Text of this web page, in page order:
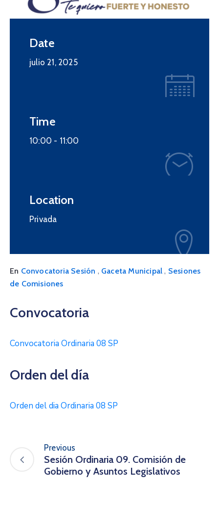
Date
julio 21, 2025
Time
10:00 - 11:00
Location
Privada
En Convocatoria Sesión , Gaceta Municipal , Sesiones
de Comisiones
Convocatoria
Convocatoria Ordinaria 08 SP
Orden del día
Orden del dia Ordinaria 08 SP
Previous
Sesión Ordinaria 09. Comisión de
Gobierno y Asuntos Legislativos